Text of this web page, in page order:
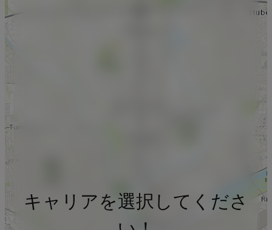
キャリアを選択してくださ